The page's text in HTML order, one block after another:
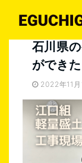
江口組の現場
石川県
ができ
2022年11月